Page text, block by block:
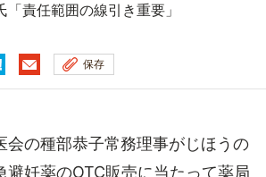
責任範囲の線引き重要」
保存
の種部恭子常務理事がじほうの
避妊薬のOTC販売に当たって薬局